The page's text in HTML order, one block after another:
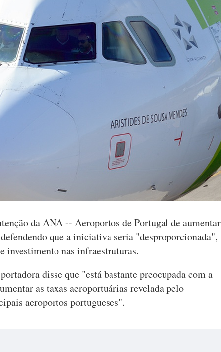
da ANA -- Aeroportos de Portugal de aumentar
que a iniciativa seria "desproporcionada",
investimento nas infraestruturas.
disse que "está bastante preocupada com a
as taxas aeroportuárias revelada pelo
aeroportos portugueses".